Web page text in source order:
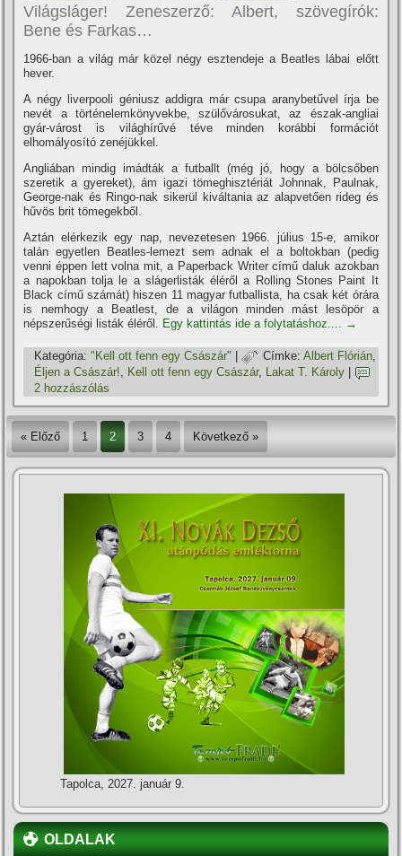
Világsláger! Zeneszerző: Albert, szövegí­rók:
Bene és Farkas…
1966-ban a világ már közel négy esztendeje a Beatles lábai előtt
hever.
A négy liverpooli géniusz addigra már csupa aranybetűvel í­rja be
nevét a történelemkönyvekbe, szülővárosukat, az észak-angliai
gyár-várost is világhí­rűvé téve minden korábbi formációt
elhomályosí­tó zenéjükkel.
Angliában mindig imádták a futballt (még jó, hogy a bölcsőben
szeretik a gyereket), ám igazi tömeghisztériát Johnnak, Paulnak,
George-nak és Ringo-nak sikerül kiváltania az alapvetően rideg és
hűvös brit tömegekből.
Aztán elérkezik egy nap, nevezetesen 1966. július 15-e, amikor
talán egyetlen Beatles-lemezt sem adnak el a boltokban (pedig
venni éppen lett volna mit, a Paperback Writer cí­mű daluk azokban
a napokban tolja le a slágerlisták éléről a Rolling Stones Paint It
Black cí­mű számát) hiszen 11 magyar futballista, ha csak két órára
is nemhogy a Beatlest, de a világon minden mást lesöpör a
népszerűségi listák éléről.
Egy kattintás ide a folytatáshoz.... →
Kategória: "Kell ott fenn egy Császár" | Címke: Albert Flórián,
Éljen a Császár!, Kell ott fenn egy Császár, Lakat T. Károly
2 hozzászólás
« Előző 1 2 3 4 Következő »
Tapolca, 2027. január 9.
OLDALAK